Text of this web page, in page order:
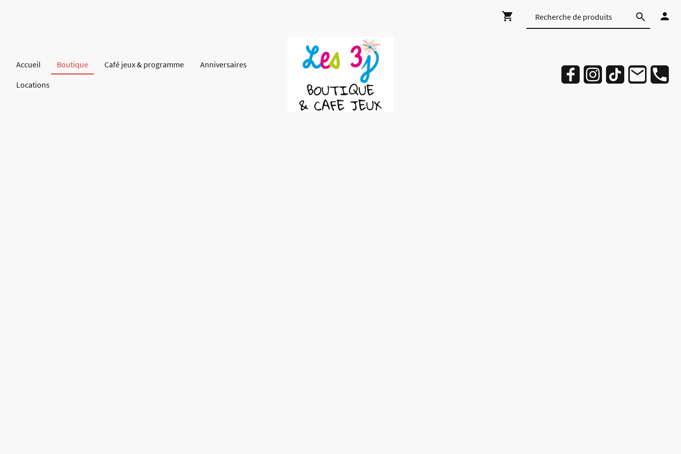
Accueil Boutique Café jeux & programme
Anniversaires
Locations